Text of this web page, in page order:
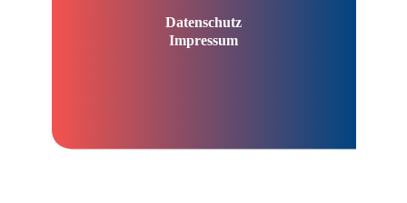
Datenschutz
Impressum